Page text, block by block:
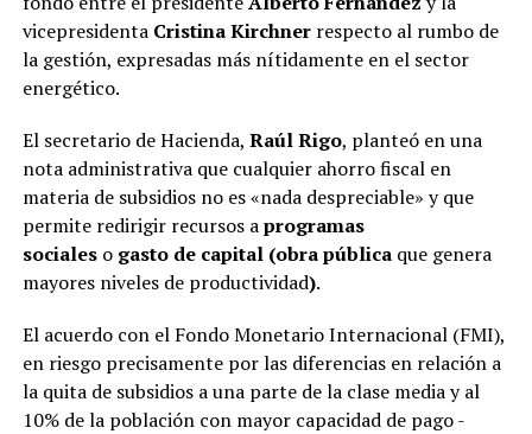
vicepresidentaCristina Kirchnerrespecto al rumbo de
la gestión, expresadas más nítidamente en el sector
energético.
El secretario de Hacienda, Raúl Rigo, planteó en una
nota administrativa que cualquier ahorro fiscal en
materia de subsidios no es «nada despreciable» y que
permite redirigir recursos aprogramas
socialeso gasto de capital (obra públicaque genera
mayores niveles de productividad).
El acuerdo con el Fondo Monetario Internacional (FMI),
en riesgo precisamente por las diferencias en relación a
la quita de subsidios a una parte de la clase media y al
10% de la población con mayor capacidad de pago -